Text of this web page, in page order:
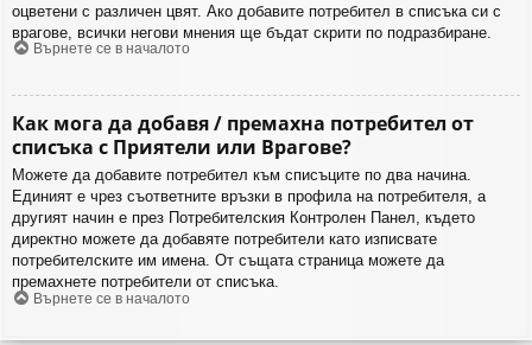
оцветени с различен цвят. Ако добавите потребител в списъка си с
врагове, всички негови мнения ще бъдат скрити по подразбиране.
Върнете се в началото
Как мога да добавя / премахна потребител от
списъка с Приятели или Врагове?
Можете да добавите потребител към списъците по два начина.
Единият е чрез съответните връзки в профила на потребителя, а
другият начин е през Потребителския Контролен Панел, където
директно можете да добавяте потребители като изписвате
потребителските им имена. От същата страница можете да
премахнете потребители от списъка.
Върнете се в началото